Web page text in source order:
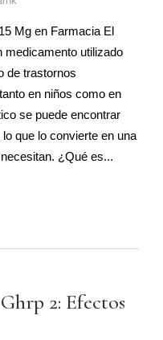
Mg en Farmacia El
medicamento utilizado
de trastornos
en niños como en
se puede encontrar
que lo convierte en una
¿Qué es...
2: Efectos